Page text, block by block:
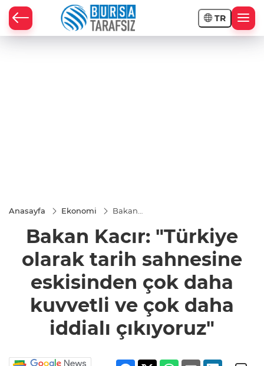
TR
Anasayfa Ekonomi
Bakan
olarak
sahnesine
eskisinden
çok daha
kuvvetli ve
çok daha
iddialı
çıkıyoruz"
Bakan Kacır: "Türkiye
olarak tarih sahnesine
eskisinden çok daha
kuvvetli ve çok daha
iddialı çıkıyoruz"